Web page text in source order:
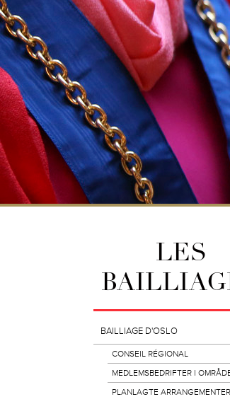
LES
BAILLIAGE D'OSLO
CONSEIL RÉGIONAL
MEDLEMSBEDRIFTER I
PLANLAGTE ARRANGEMENTER